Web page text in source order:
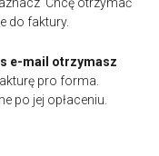
do faktury.
e-mail otrzymasz
pro forma.
po jej opłaceniu.